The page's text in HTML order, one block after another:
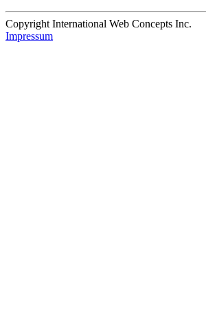
Copyright International Web Concepts Inc.
Impressum